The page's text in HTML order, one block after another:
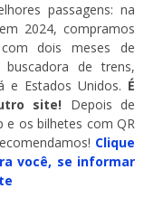
passagens: na
2024, compramos
dois meses de
de trens,
e Estados Unidos. É
site! Depois de
e os bilhetes com QR
Clique
você, se informar